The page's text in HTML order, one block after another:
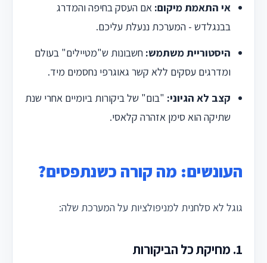
אי התאמת מיקום: אם העסק בחיפה והמדרג
בבנגלדש - המערכת ננעלת עליכם.
היסטוריית משתמש: חשבונות ש"מטיילים" בעולם
ומדרגים עסקים ללא קשר גאוגרפי נחסמים מיד.
קצב לא הגיוני: "בום" של ביקורות ביומיים אחרי שנת
שתיקה הוא סימן אזהרה קלאסי.
העונשים: מה קורה כשנתפסים?
גוגל לא סלחנית למניפולציות על המערכת שלה:
1. מחיקת כל הביקורות